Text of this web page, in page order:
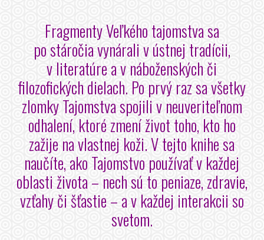
Fragmenty Veľkého tajomstva sa
po stáročia vynárali v ústnej tradícii,
v literatúre a v náboženských či
filozofických dielach. Po prvý raz sa všetky
zlomky Tajomstva spojili v neuveriteľnom
odhalení, ktoré zmení život toho, kto ho
zažije na vlastnej koži. V tejto knihe sa
naučíte, ako Tajomstvo používať v každej
oblasti života – nech sú to peniaze, zdravie,
vzťahy či šťastie – a v každej interakcii so
svetom.